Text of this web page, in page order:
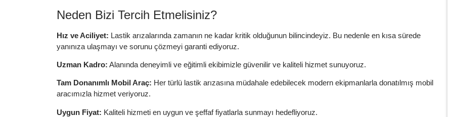
Neden Bizi Tercih Etmelisiniz?
Hız ve Aciliyet: Lastik arızalarında zamanın ne kadar kritik olduğunun bilincindeyiz. Bu nedenle en kısa sürede
yanınıza ulaşmayı ve sorunu çözmeyi garanti ediyoruz.
Uzman Kadro: Alanında deneyimli ve eğitimli ekibimizle güvenilir ve kaliteli hizmet sunuyoruz.
Tam Donanımlı Mobil Araç: Her türlü lastik arızasına müdahale edebilecek modern ekipmanlarla donatılmış mobil
aracımızla hizmet veriyoruz.
Uygun Fiyat: Kaliteli hizmeti en uygun ve şeffaf fiyatlarla sunmayı hedefliyoruz.